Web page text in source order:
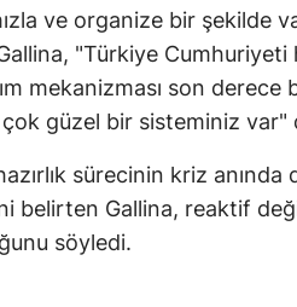
ve organize bir şekilde
"Türkiye
mekanizması son derece
güzel bir sisteminiz var"
sürecinin kriz anında
belirten Gallina, reaktif
söyledi.